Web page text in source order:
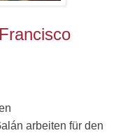
arbeiten für den